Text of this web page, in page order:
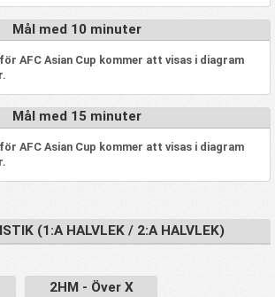
Mål med 10 minuter
AFC Asian Cup kommer att visas i diagram
Mål med 15 minuter
AFC Asian Cup kommer att visas i diagram
(1:A HALVLEK / 2:A HALVLEK)
2HM - Över X